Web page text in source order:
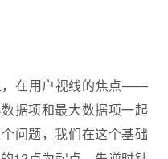
，在用户视线的焦点——
据项和最大数据项一起
问题，我们在这个基础